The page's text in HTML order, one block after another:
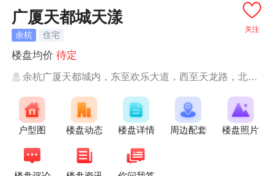
关注
广厦天都城天漾
余杭 住宅
楼盘均价待定
余杭广厦天都城内，东至欢乐大道，西至天龙路，北至天韵路
户型图 楼盘动态 楼盘详情 周边配套 楼盘照片